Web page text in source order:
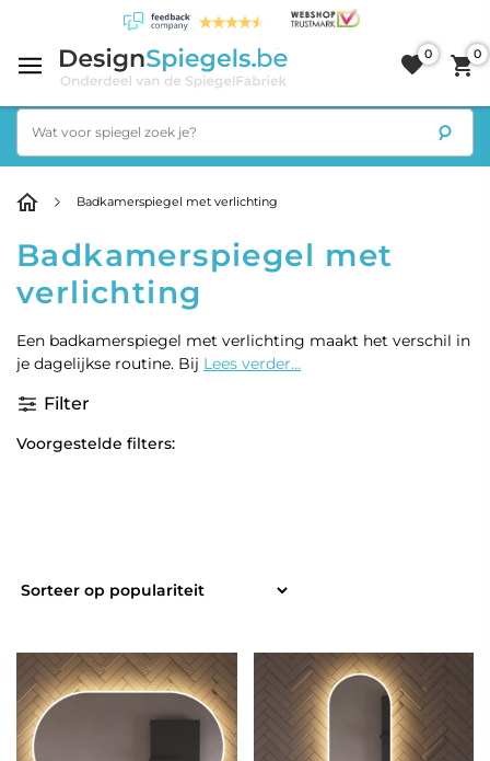
0 0
Badkamerspiegel met verlichting
Badkamerspiegel met
verlichting
Een badkamerspiegel met verlichting maakt het verschil in
je dagelijkse routine. Bij Lees verder...
Filter
Voorgestelde filters: